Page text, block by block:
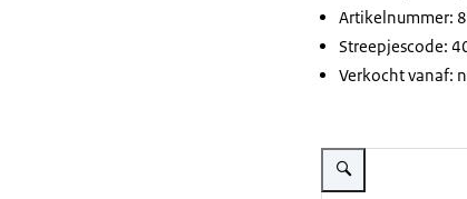
Artikelnummer:
Streepjescode:
Verkocht vanaf:
Vergroot afbeelding